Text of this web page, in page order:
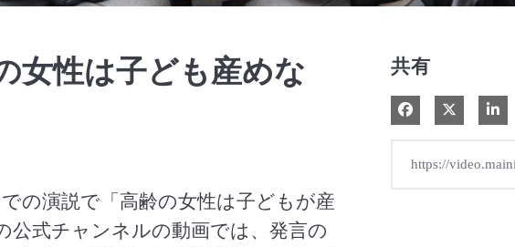
女性は子ども産めな
の演説で「高齢の女性は子どもが産
公式チャンネルの動画では、発言の
共有
Facebook で共有
Xで共